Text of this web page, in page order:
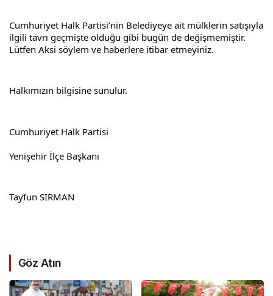
Cumhuriyet Halk Partisi’nin Belediyeye ait mülklerin satışıyla
ilgili tavrı geçmişte olduğu gibi bugün de değişmemiştir.
Lütfen Aksi söylem ve haberlere itibar etmeyiniz.
Halkımızın bilgisine sunulur.
Cumhuriyet Halk Partisi
Yenişehir İlçe Başkanı
Tayfun SIRMAN
Göz Atın